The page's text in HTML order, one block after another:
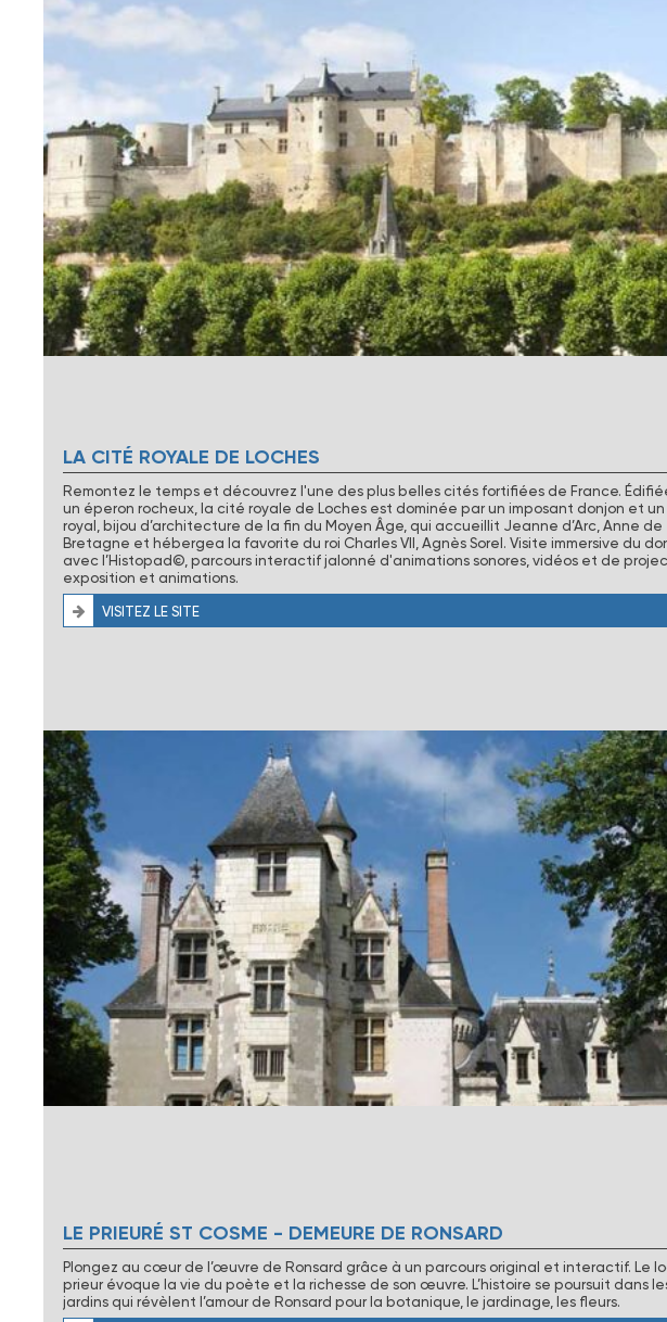
LA CITÉ ROYALE DE LOCHES
Remontez le temps et découvrez l'une des plus belles cités fortifiées de France.
un éperon rocheux, la cité royale de Loches est dominée par un imposant donjon et un
royal, bijou d’architecture de la fin du Moyen Âge, qui accueillit Jeanne d’Arc, Anne de
Bretagne et hébergea la favorite du roi Charles VII, Agnès Sorel. Visite immersive du
avec l’Histopad©, parcours interactif jalonné d'animations sonores, vidéos et de
exposition et animations.
VISITEZ LE SITE
LE PRIEURÉ ST COSME - DEMEURE DE RONSARD
Plongez au cœur de l’œuvre de Ronsard grâce à un parcours original et interactif. Le
prieur évoque la vie du poète et la richesse de son œuvre. L’histoire se poursuit dans
jardins qui révèlent l’amour de Ronsard pour la botanique, le jardinage, les fleurs.